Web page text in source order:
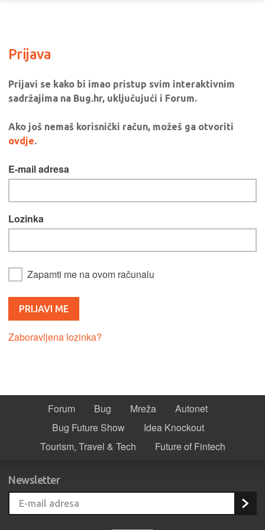
Prijava
Prijavi se kako bi imao pristup svim interaktivnim
sadržajima na Bug.hr, uključujući i Forum.
Ako još nemaš korisnički račun, možeš ga otvoriti
ovdje.
E-mail adresa
Lozinka
Zapamti me na ovom računalu
Zaboravljena lozinka?
Forum Bug Mreža
Autonet
Bug Future Show
Idea Knockout
Tourism, Travel & Tech
Future of Fintech
Newsletter